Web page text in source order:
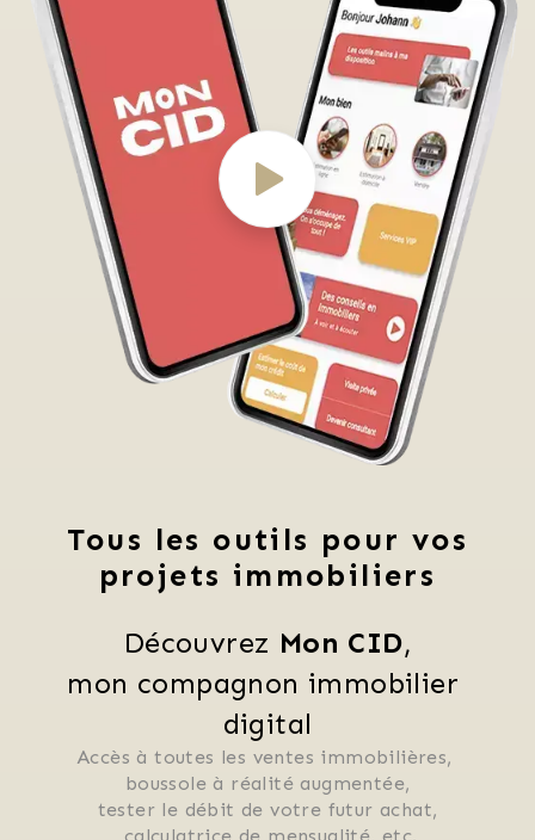
Tous les outils pour vos
projets immobiliers
Découvrez Mon CID,
mon compagnon immobilier
digital
Accès à toutes les ventes immobilières,
boussole à réalité augmentée,
tester le débit de votre futur achat,
calculatrice de mensualité, etc.